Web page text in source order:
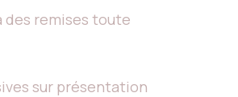
des remises toute
sur présentation